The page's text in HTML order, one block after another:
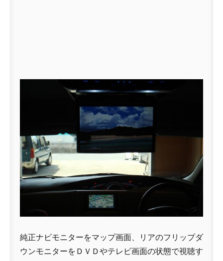
純正ナビモニターをマップ画面、リアのフリップダ
ウンモニターをＤＶＤやテレビ画面の状態で視聴す